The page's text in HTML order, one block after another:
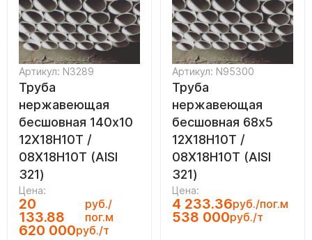
Артикул: N3289
Труба
нержавеющая
бесшовная 140х10
12Х18Н10Т /
08Х18Н10Т (AISI
321)
Цена:
20
133.88
руб./
пог.м
620 000руб./т
Артикул: N95300
Труба
нержавеющая
бесшовная 68х5
12Х18Н10Т /
08Х18Н10Т (AISI
321)
Цена:
4 233.36руб./пог.м
538 000руб./т